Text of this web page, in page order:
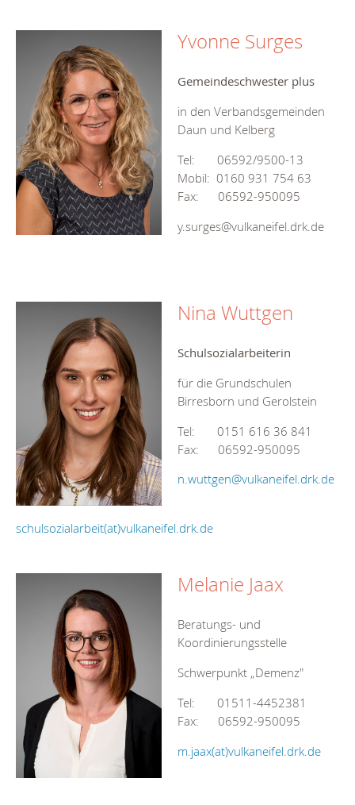
Yvonne Surges
Gemeindeschwester plus
in den Verbandsgemeinden
Daun und Kelberg
Tel: 06592/9500-13
Mobil: 0160 931 754 63
Fax: 06592-950095
y.surges@vulkaneifel.drk.de
Nina Wuttgen
Schulsozialarbeiterin
für die Grundschulen
Birresborn und Gerolstein
Tel: 0151 616 36 841
Fax: 06592-950095
n.wuttgen@vulkaneifel.drk.de
schulsozialarbeit(at)vulkaneifel.drk.de
Melanie Jaax
Beratungs- und
Koordinierungsstelle
Schwerpunkt „Demenz"
Tel: 01511-4452381
Fax: 06592-950095
m.jaax(at)vulkaneifel.drk.de